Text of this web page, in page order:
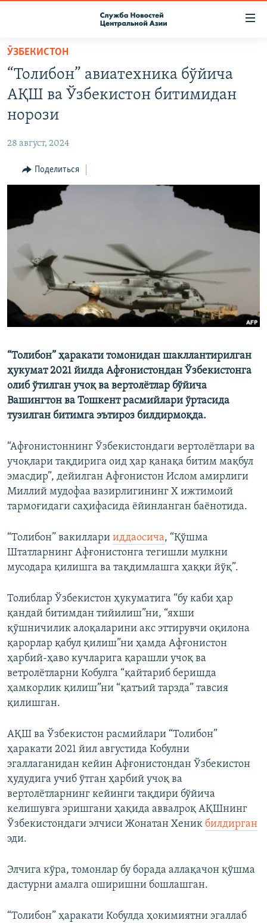
Вернуться
основному
содержанию
главной
навигации
Вернутся
О ПРОЕКТЕ
НАСТОЯЩЕЕ ВРЕМЯ
МИГРАНТ МЕДИА
ӮЗБЕКИСТОН
“Толибон” авиатехника бўйича
АҚШ ва Ўзбекистон битимидан
норози
28 август, 2024
Поделиться
“Толибон” ҳаракати томонидан шакллантирилган
ҳукумат 2021 йилда Афғонистондан Ўзбекистонга
олиб ўтилган учоқ ва вертолётлар бўйича
Вашингтон ва Тошкент расмийлари ўртасида
тузилган битимга эътироз билдирмоқда.
“Афғонистоннинг Ўзбекистондаги вертолётлари ва
учоқлари тақдирига оид ҳар қанақа битим мақбул
эмасдир”, дейилган Афғонистон Ислом амирлиги
Миллий мудофаа вазирлигининг Х ижтимоий
тармоғидаги саҳифасида ёйинланган баёнотида.
“Толибон” вакиллари иддаосича, “Қўшма
Штатларнинг Афғонистонга тегишли мулкни
мусодара қилишга ва тақдимлашга ҳаққи йўқ”.
Толиблар Ўзбекистон ҳукуматига “бу каби ҳар
қандай битимдан тийилиш”ни, “яхши
қўшничилик алоқаларини акс эттирувчи оқилона
қарорлар қабул қилиш”ни ҳамда Афғонистон
ҳарбий-ҳаво кучларига қарашли учоқ ва
ветролётларни Кобулга “қайтариб беришда
ҳамкорлик қилиш”ни “қатъий тарзда” тавсия
қилишган.
АҚШ ва Ўзбекистон расмийлари “Толибон”
ҳаракати 2021 йил августида Кобулни
эгаллаганидан кейин Афғонистондан Ўзбекистон
ҳудудига учиб ўтган ҳарбий учоқ ва
вертолётларнинг кейинги тақдири бўйича
келишувга эришгани ҳақида аввалроқ АҚШнинг
Ўзбекистондаги элчиси Жонатан Хеник билдирган
эди.
Элчига кўра, томонлар бу борада аллақачон қўшма
дастурни амалга оширишни бошлашган.
“Толибон” ҳаракати Кобулда ҳокимиятни эгаллаб